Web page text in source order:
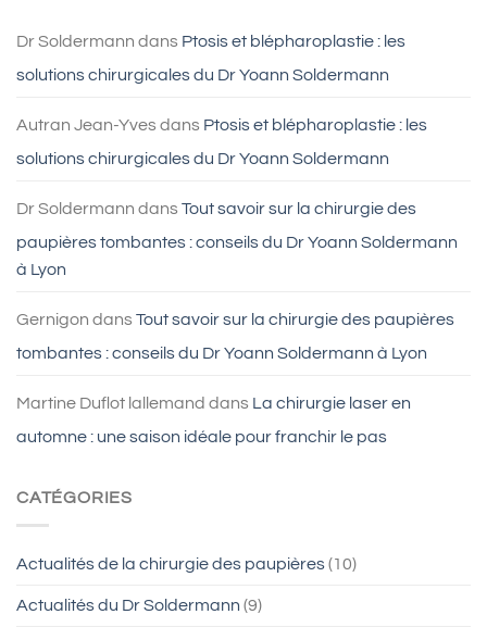
?
Dr Soldermann dans Ptosis et blépharoplastie : les
solutions chirurgicales du Dr Yoann Soldermann
Autran Jean-Yves dans Ptosis et blépharoplastie : les
solutions chirurgicales du Dr Yoann Soldermann
Dr Soldermann dans Tout savoir sur la chirurgie des
paupières tombantes : conseils du Dr Yoann Soldermann
à Lyon
Gernigon dans Tout savoir sur la chirurgie des paupières
tombantes : conseils du Dr Yoann Soldermann à Lyon
Martine Duflot lallemand dans La chirurgie laser en
automne : une saison idéale pour franchir le pas
CATÉGORIES
Actualités de la chirurgie des paupières(10)
Actualités du Dr Soldermann (9)